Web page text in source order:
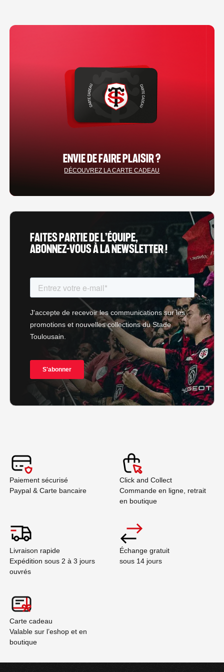
ENVIE DE FAIRE PLAISIR ?
DÉCOUVREZ LA CARTE CADEAU
FAITES PARTIE DE L’ÉQUIPE,
ABONNEZ-VOUS À LA NEWSLETTER !
Paiement sécurisé
Paypal & Carte bancaire
Click and Collect
Commande en ligne, retrait
en boutique
Livraison rapide
Expédition sous 2 à 3 jours
ouvrés
Échange gratuit
sous 14 jours
Carte cadeau
Valable sur l’eshop et en
boutique